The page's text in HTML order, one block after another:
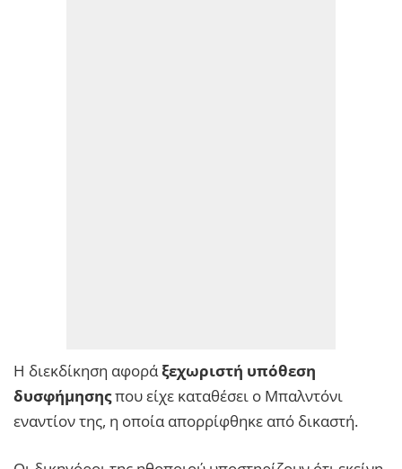
Η διεκδίκηση αφοράξεχωριστή υπόθεση
δυσφήμησηςπου είχε καταθέσει ο Μπαλντόνι
εναντίον της, η οποία απορρίφθηκε από δικαστή.